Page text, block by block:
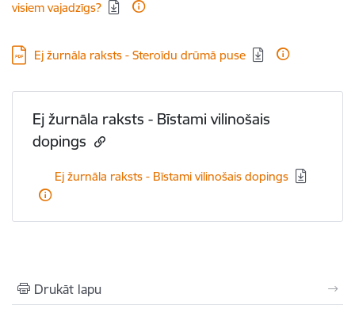
visiem vajadzīgs?
Lejupielādēt:
Ej žurnāla raksts - Steroīdu drūmā puse
Ej žurnāla raksts - Bīstami vilinošais
dopings
Lejupielādēt:
Ej žurnāla raksts - Bīstami vilinošais dopings
Drukāt lapu